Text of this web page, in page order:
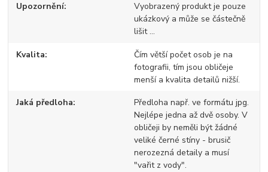
Upozornění
Vyobrazený produkt je pouze
ukázkový a může se částečně
lišit ...
Kvalita
Čím větší počet osob je na
fotografii, tím jsou obličeje
menší a kvalita detailů nižší.
Jaká předloha
Předloha např. ve formátu jpg.
Nejlépe jedna až dvě osoby. V
obličeji by neměli být žádné
veliké černé stíny - brusič
nerozezná detaily a musí
"vařit z vody".